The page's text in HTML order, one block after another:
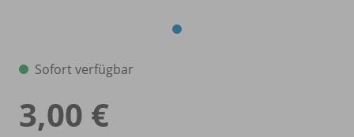
Sofort verfügbar
3,00 €